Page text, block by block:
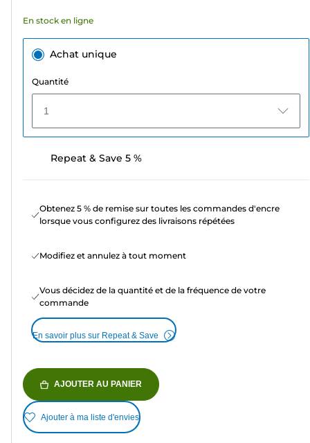
En stock en ligne
Achat unique
Quantité
1
Repeat & Save 5 %
Obtenez 5 % de remise sur toutes les commandes d'encre
lorsque vous configurez des livraisons répétées
Modifiez et annulez à tout moment
Vous décidez de la quantité et de la fréquence de votre
commande
En savoir plus sur Repeat & Save
AJOUTER AU PANIER
Ajouter à ma liste d'envies